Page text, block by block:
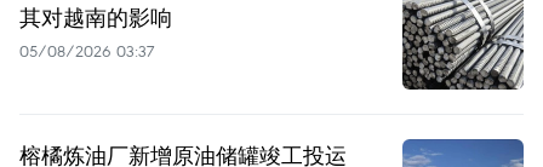
其对越南的影响
05/08/2026 03:37
榕橘炼油厂新增原油储罐竣工投运